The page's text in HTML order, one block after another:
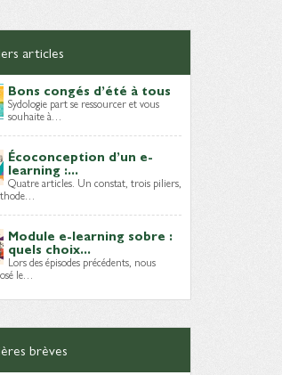
articles
Bons congés d’été à tous
Sydologie part se ressourcer et vous
souhaite à…
Écoconception d’un e-
learning :...
Quatre articles. Un constat, trois piliers,
Module e-learning sobre :
quels choix...
Lors des épisodes précédents, nous
le…
brèves